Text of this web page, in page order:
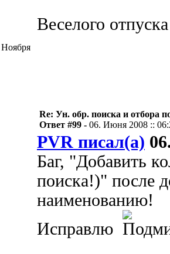
Ноября
Веселого
Re: Ун. обр. поиска и отбора
Ответ #99 - 06. Июня 2008 ::
PVR писал(а)
Баг, "Добавить
поиска!)" после
наименованию!
Исправлю